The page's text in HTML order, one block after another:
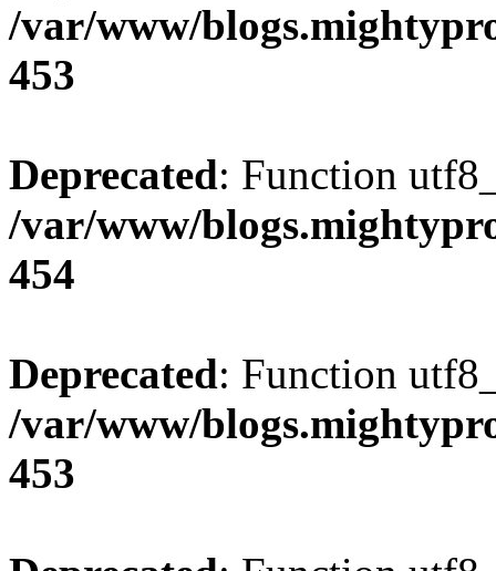
/var/www/
453
Deprecated: Function
/var/www/
454
Deprecated: Function
/var/www/
453